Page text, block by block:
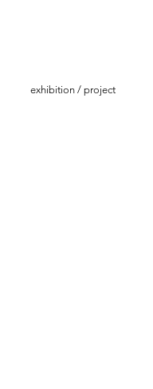
exhibition / project